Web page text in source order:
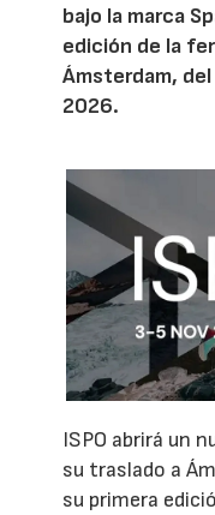
bajo la marca
edición de la
Ámsterdam,
2026.
ISPO abrirá un
su traslado a
su primera